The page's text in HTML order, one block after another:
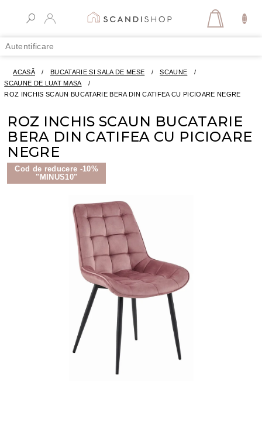
conținut
Autentificare
COŞ
ACASĂ / BUCATARIE SI SALA DE MESE / SCAUNE
/
SCAUNE DE LUAT MASA
/
ROZ INCHIS SCAUN BUCATARIE BERA DIN CATIFEA CU PICIOARE NEGRE
ROZ INCHIS SCAUN BUCATARIE
BERA DIN CATIFEA CU PICIOARE
NEGRE
Cod de reducere -10%
"MINUS10"